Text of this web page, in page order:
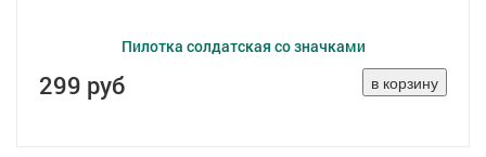
Пилотка солдатская со значками
299 руб